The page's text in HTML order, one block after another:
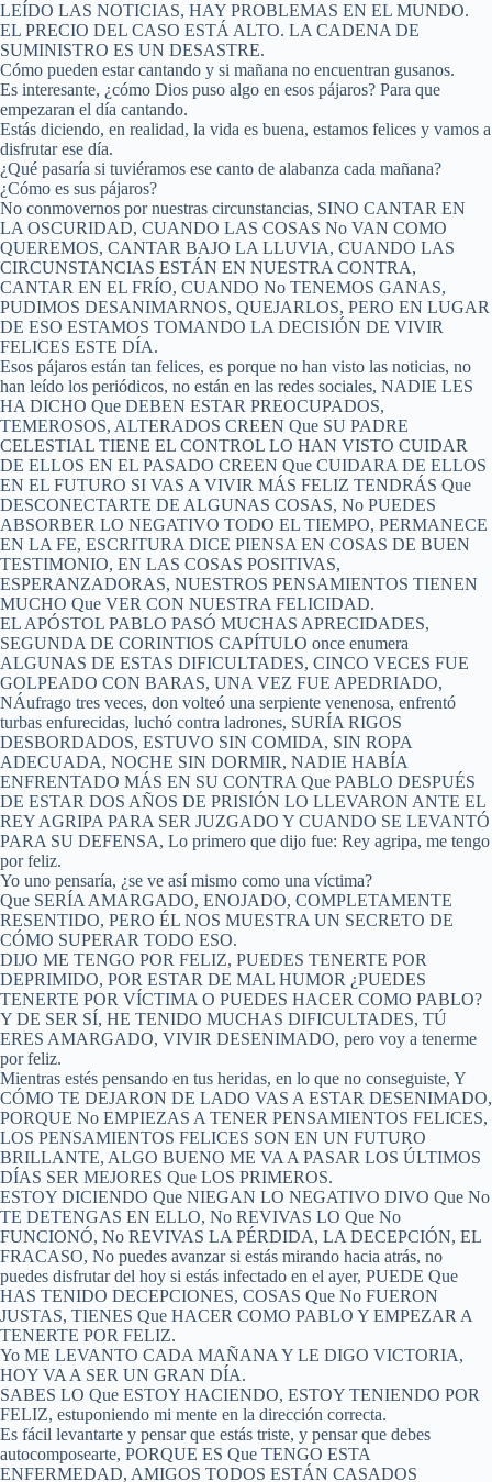
LEÍDO LAS NOTICIAS, HAY PROBLEMAS EN EL MUNDO.
EL PRECIO DEL CASO ESTÁ ALTO. LA CADENA DE
SUMINISTRO ES UN DESASTRE.
Cómo pueden estar cantando y si mañana no encuentran gusanos.
Es interesante, ¿cómo Dios puso algo en esos pájaros? Para que
empezaran el día cantando.
Estás diciendo, en realidad, la vida es buena, estamos felices y vamos a
disfrutar ese día.
¿Qué pasaría si tuviéramos ese canto de alabanza cada mañana?
¿Cómo es sus pájaros?
No conmovernos por nuestras circunstancias, SINO CANTAR EN
LA OSCURIDAD, CUANDO LAS COSAS No VAN COMO
QUEREMOS, CANTAR BAJO LA LLUVIA, CUANDO LAS
CIRCUNSTANCIAS ESTÁN EN NUESTRA CONTRA,
CANTAR EN EL FRÍO, CUANDO No TENEMOS GANAS,
PUDIMOS DESANIMARNOS, QUEJARLOS, PERO EN LUGAR
DE ESO ESTAMOS TOMANDO LA DECISIÓN DE VIVIR
FELICES ESTE DÍA.
Esos pájaros están tan felices, es porque no han visto las noticias, no
han leído los periódicos, no están en las redes sociales, NADIE LES
HA DICHO Que DEBEN ESTAR PREOCUPADOS,
TEMEROSOS, ALTERADOS CREEN Que SU PADRE
CELESTIAL TIENE EL CONTROL LO HAN VISTO CUIDAR
DE ELLOS EN EL PASADO CREEN Que CUIDARA DE ELLOS
EN EL FUTURO SI VAS A VIVIR MÁS FELIZ TENDRÁS Que
DESCONECTARTE DE ALGUNAS COSAS, No PUEDES
ABSORBER LO NEGATIVO TODO EL TIEMPO, PERMANECE
EN LA FE, ESCRITURA DICE PIENSA EN COSAS DE BUEN
TESTIMONIO, EN LAS COSAS POSITIVAS,
ESPERANZADORAS, NUESTROS PENSAMIENTOS TIENEN
MUCHO Que VER CON NUESTRA FELICIDAD.
EL APÓSTOL PABLO PASÓ MUCHAS APRECIDADES,
SEGUNDA DE CORINTIOS CAPÍTULO once enumera
ALGUNAS DE ESTAS DIFICULTADES, CINCO VECES FUE
GOLPEADO CON BARAS, UNA VEZ FUE APEDRIADO,
NÁufrago tres veces, don volteó una serpiente venenosa, enfrentó
turbas enfurecidas, luchó contra ladrones, SURÍA RIGOS
DESBORDADOS, ESTUVO SIN COMIDA, SIN ROPA
ADECUADA, NOCHE SIN DORMIR, NADIE HABÍA
ENFRENTADO MÁS EN SU CONTRA Que PABLO DESPUÉS
DE ESTAR DOS AÑOS DE PRISIÓN LO LLEVARON ANTE EL
REY AGRIPA PARA SER JUZGADO Y CUANDO SE LEVANTÓ
PARA SU DEFENSA, Lo primero que dijo fue: Rey agripa, me tengo
por feliz.
Yo uno pensaría, ¿se ve así mismo como una víctima?
Que SERÍA AMARGADO, ENOJADO, COMPLETAMENTE
RESENTIDO, PERO ÉL NOS MUESTRA UN SECRETO DE
CÓMO SUPERAR TODO ESO.
DIJO ME TENGO POR FELIZ, PUEDES TENERTE POR
DEPRIMIDO, POR ESTAR DE MAL HUMOR ¿PUEDES
TENERTE POR VÍCTIMA O PUEDES HACER COMO PABLO?
Y DE SER SÍ, HE TENIDO MUCHAS DIFICULTADES, TÚ
ERES AMARGADO, VIVIR DESENIMADO, pero voy a tenerme
por feliz.
Mientras estés pensando en tus heridas, en lo que no conseguiste, Y
CÓMO TE DEJARON DE LADO VAS A ESTAR DESENIMADO,
PORQUE No EMPIEZAS A TENER PENSAMIENTOS FELICES,
LOS PENSAMIENTOS FELICES SON EN UN FUTURO
BRILLANTE, ALGO BUENO ME VA A PASAR LOS ÚLTIMOS
DÍAS SER MEJORES Que LOS PRIMEROS.
ESTOY DICIENDO Que NIEGAN LO NEGATIVO DIVO Que No
TE DETENGAS EN ELLO, No REVIVAS LO Que No
FUNCIONÓ, No REVIVAS LA PÉRDIDA, LA DECEPCIÓN, EL
FRACASO, No puedes avanzar si estás mirando hacia atrás, no
puedes disfrutar del hoy si estás infectado en el ayer, PUEDE Que
HAS TENIDO DECEPCIONES, COSAS Que No FUERON
JUSTAS, TIENES Que HACER COMO PABLO Y EMPEZAR A
TENERTE POR FELIZ.
Yo ME LEVANTO CADA MAÑANA Y LE DIGO VICTORIA,
HOY VA A SER UN GRAN DÍA.
SABES LO Que ESTOY HACIENDO, ESTOY TENIENDO POR
FELIZ, estuponiendo mi mente en la dirección correcta.
Es fácil levantarte y pensar que estás triste, y pensar que debes
autocomposearte, PORQUE ES Que TENGO ESTA
ENFERMEDAD, AMIGOS TODOS ESTÁN CASADOS